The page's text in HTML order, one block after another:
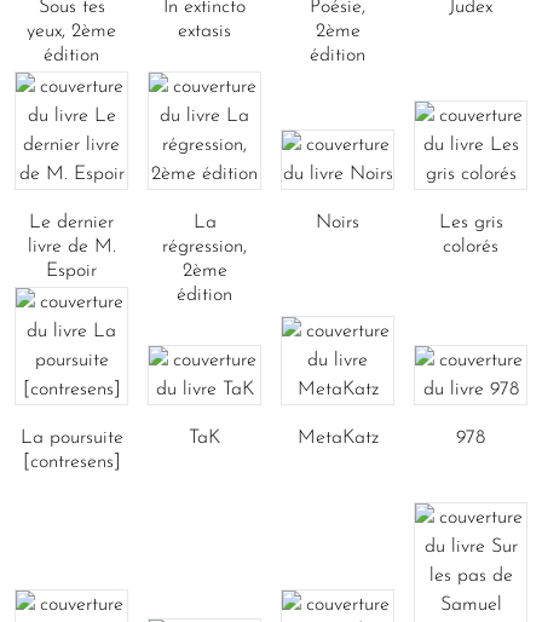
Sous tes
yeux, 2ème
édition
In extincto
extasis
Poésie,
2ème
édition
Judex
Le dernier
livre de M.
Espoir
La
régression,
2ème
édition
Noirs
Les gris
colorés
La poursuite
[contresens]
TaK MetaKatz 978